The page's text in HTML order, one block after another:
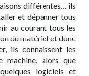
différentes… ils
et dépanner tous
au courant tous les
du matériel et donc
ils connaissent les
machine, alors que
logiciels et